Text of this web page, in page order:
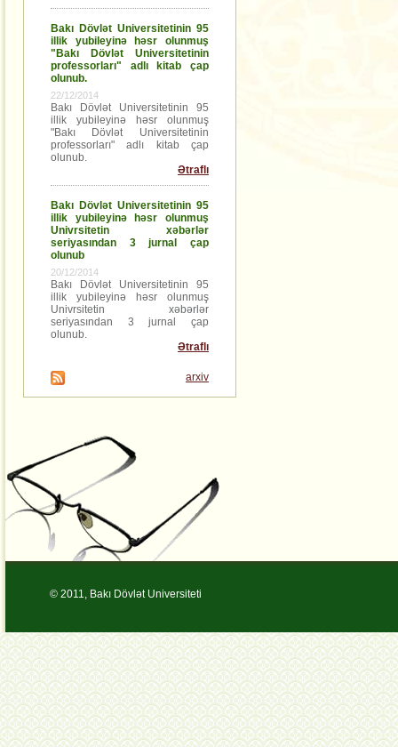
Bakı Dövlət Universitetinin 95
illik yubileyinə həsr olunmuş
"Bakı Dövlət Universitetinin
professorları" adlı kitab çap
olunub.
22/12/2014
Bakı Dövlət Universitetinin 95
illik yubileyinə həsr olunmuş
"Bakı Dövlət Universitetinin
professorları" adlı kitab çap
olunub.
Ətraflı
Bakı Dövlət Universitetinin 95
illik yubileyinə həsr olunmuş
Univrsitetin xəbərlər
seriyasından 3 jurnal çap
olunub
20/12/2014
Bakı Dövlət Universitetinin 95
illik yubileyinə həsr olunmuş
Univrsitetin xəbərlər
seriyasından 3 jurnal çap
olunub.
Ətraflı
arxiv
© 2011, Bakı Dövlət Universiteti